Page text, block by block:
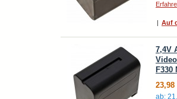
| Auf
7,4V
F330
23,98
ab: